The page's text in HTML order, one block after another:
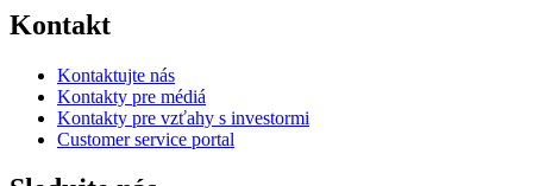
Kontakt
Kontaktujte nás
Kontakty pre médiá
Kontakty pre vzťahy s investormi
Customer service portal